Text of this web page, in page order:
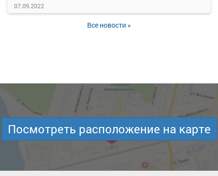
07.09.2022
Все новости »
Посмотреть расположение на карте